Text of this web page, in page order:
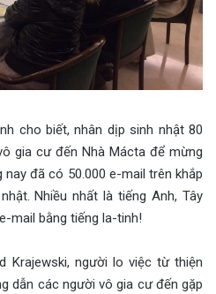
cho biết, nhân dịp sinh nhật 80
gia cư đến Nhà Mácta để mừng
đã có 50.000 e-mail trên khắp
Nhiều nhất là tiếng Anh, Tây
mail bằng tiếng la-tinh!
Krajewski, người lo việc từ thiện
dẫn các người vô gia cư đến gặp